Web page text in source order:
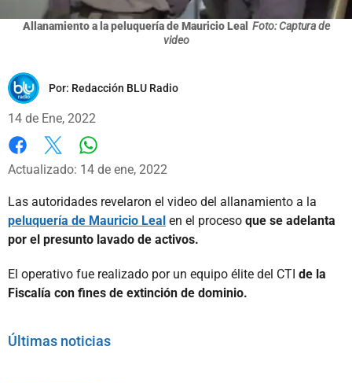
Allanamiento a la peluquería de Mauricio Leal Foto: Captura de
video
Por: Redacción BLU Radio
14 de Ene, 2022
Facebook
X
Actualizado: 14 de ene, 2022
Las autoridades revelaron el video del allanamiento a la
peluquería de Mauricio Leal en el proceso que se adelanta
por el presunto lavado de activos.
El operativo fue realizado por un equipo élite del CTI de la
Fiscalía con fines de extinción de dominio.
Últimas noticias